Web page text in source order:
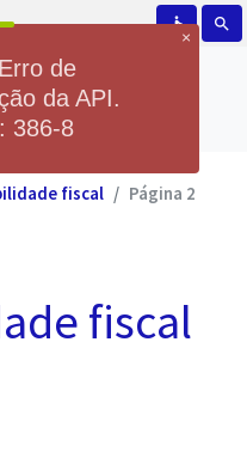
accessible search
fiscal Página 2
fiscal
×
de
da API.
386-8